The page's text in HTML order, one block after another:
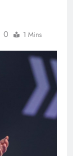
0 1 Mins